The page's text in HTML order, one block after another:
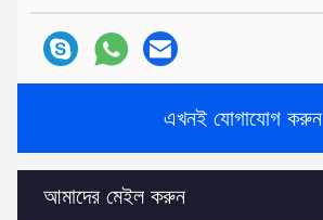
এখনই যোগাযোগ করুন
আমাদের মেইল ​​করুন